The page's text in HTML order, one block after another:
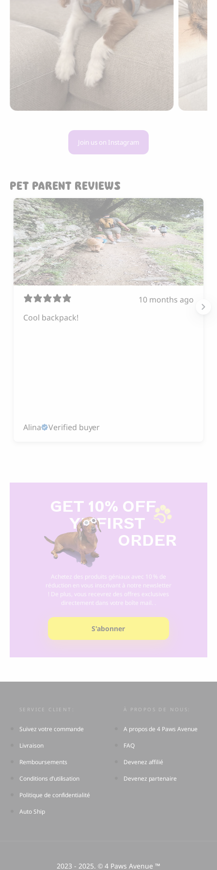
Join us on Instagram
PET PARENT REVIEWS
10 months ago
Cool backpack!
Alina Verified buyer
GET 10% OFF
YR FIRST
ORDER
Achetez des produits géniaux avec 10 % de
réduction en vous inscrivant à notre newsletter
! De plus, vous recevrez des offres exclusives
directement dans votre boîte mail. .
S'abonner
SERVICE CLIENT:
Suivez votre commande
Livraison
Remboursements
Conditions d’utilisation
Politique de confidentialité
Auto Ship
À PROPOS DE NOUS:
A propos de 4 Paws Avenue
FAQ
Devenez affilié
Devenez partenaire
2023 - 2025.© 4 Paws Avenue ™